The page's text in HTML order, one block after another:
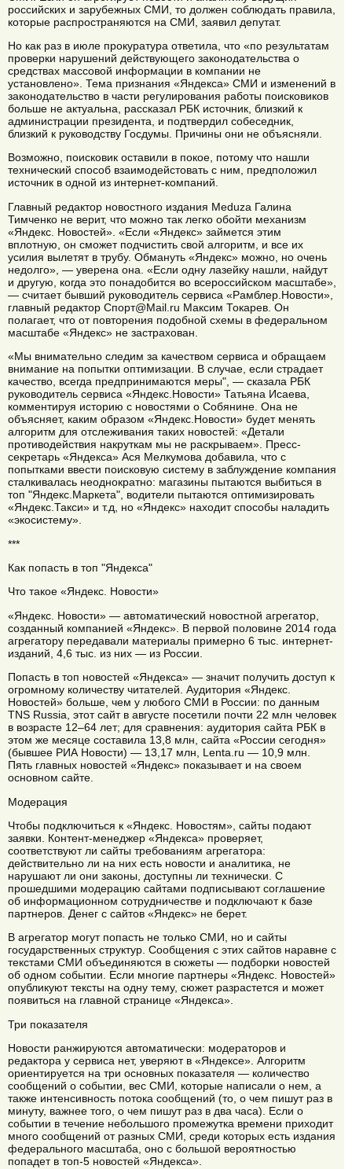
российских и зарубежных СМИ, то должен соблюдать правила,
которые распространяются на СМИ, заявил депутат.
Но как раз в июле прокуратура ответила, что «по результатам
проверки нарушений действующего законодательства о
средствах массовой информации в компании не
установлено». Тема признания «Яндекса» СМИ и изменений в
законодательство в части регулирования работы поисковиков
больше не актуальна, рассказал РБК источник, близкий к
администрации президента, и подтвердил собеседник,
близкий к руководству Госдумы. Причины они не объясняли.
Возможно, поисковик оставили в покое, потому что нашли
технический способ взаимодейстовать с ним, предположил
источник в одной из интернет-компаний.
Главный редактор новостного издания Meduza Галина
Тимченко не верит, что можно так легко обойти механизм
«Яндекс. Новостей». «Если «Яндекс» займется этим
вплотную, он сможет подчистить свой алгоритм, и все их
усилия вылетят в трубу. Обмануть «Яндекс» можно, но очень
недолго», — уверена она. «Если одну лазейку нашли, найдут
и другую, когда это понадобится во всероссийском масштабе»,
— считает бывший руководитель сервиса «Рамблер.Новости»,
главный редактор Спорт@Mail.ru Максим Токарев. Он
полагает, что от повторения подобной схемы в федеральном
масштабе «Яндекс» не застрахован.
«Мы внимательно следим за качеством сервиса и обращаем
внимание на попытки оптимизации. В случае, если страдает
качество, всегда предпринимаются меры", — сказала РБК
руководитель сервиса «Яндекс.Новости» Татьяна Исаева,
комментируя историю с новостями о Собянине. Она не
объясняет, каким образом «Яндекс.Новости» будет менять
алгоритм для отслеживания таких новостей: «Детали
противодействия накруткам мы не раскрываем». Пресс-
секретарь «Яндекса» Ася Мелкумова добавила, что с
попытками ввести поисковую систему в заблуждение компания
сталкивалась неоднократно: магазины пытаются выбиться в
топ "Яндекс.Маркета", водители пытаются оптимизировать
«Яндекс.Такси» и т.д, но «Яндекс» находит способы наладить
«экосистему».
***
Как попасть в топ "Яндекса"
Что такое «Яндекс. Новости»
«Яндекс. Новости» — автоматический новостной агрегатор,
созданный компанией «Яндекс». В первой половине 2014 года
агрегатору передавали материалы примерно 6 тыс. интернет-
изданий, 4,6 тыс. из них — из России.
Попасть в топ новостей «Яндекса» — значит получить доступ к
огромному количеству читателей. Аудитория «Яндекс.
Новостей» больше, чем у любого СМИ в России: по данным
TNS Russia, этот сайт в августе посетили почти 22 млн человек
в возрасте 12–64 лет; для сравнения: аудитория сайта РБК в
этом же месяце составила 13,8 млн, сайта «России сегодня»
(бывшее РИА Новости) — 13,17 млн, Lenta.ru — 10,9 млн.
Пять главных новостей «Яндекс» показывает и на своем
основном сайте.
Модерация
Чтобы подключиться к «Яндекс. Новостям», сайты подают
заявки. Контент-менеджер «Яндекса» проверяет,
соответствуют ли сайты требованиям агрегатора:
действительно ли на них есть новости и аналитика, не
нарушают ли они законы, доступны ли технически. С
прошедшими модерацию сайтами подписывают соглашение
об информационном сотрудничестве и подключают к базе
партнеров. Денег с сайтов «Яндекс» не берет.
В агрегатор могут попасть не только СМИ, но и сайты
государственных структур. Сообщения с этих сайтов наравне с
текстами СМИ объединяются в сюжеты — подборки новостей
об одном событии. Если многие партнеры «Яндекс. Новостей»
опубликуют тексты на одну тему, сюжет разрастется и может
появиться на главной странице «Яндекса».
Три показателя
Новости ранжируются автоматически: модераторов и
редактора у сервиса нет, уверяют в «Яндексе». Алгоритм
ориентируется на три основных показателя — количество
сообщений о событии, вес СМИ, которые написали о нем, а
также интенсивность потока сообщений (то, о чем пишут раз в
минуту, важнее того, о чем пишут раз в два часа). Если о
событии в течение небольшого промежутка времени приходит
много сообщений от разных СМИ, среди которых есть издания
федерального масштаба, оно с большой вероятностью
попадет в топ-5 новостей «Яндекса».